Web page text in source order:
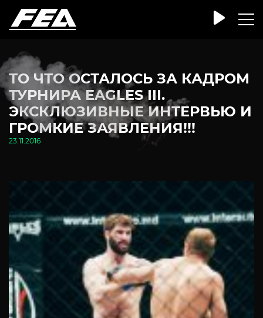
ТО ЧТО ОСТАЛОСЬ ЗА КАДРОМ
ТУРНИРА EAGLES III.
ЭКСКЛЮЗИВНЫЕ ИНТЕРВЬЮ И
ГРОМКИЕ ЗАЯВЛЕНИЯ!!!
23.11.2016